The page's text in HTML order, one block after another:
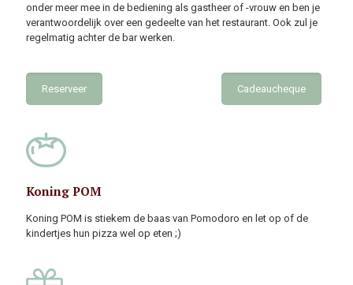
onder meer mee in de bediening als gastheer of -vrouw en ben je
verantwoordelijk over een gedeelte van het restaurant. Ook zul je
regelmatig achter de bar werken.
Cadeaucheque
Reserveer
Koning POM
Koning POM is stiekem de baas van Pomodoro en let op of de
kindertjes hun pizza wel op eten ;)